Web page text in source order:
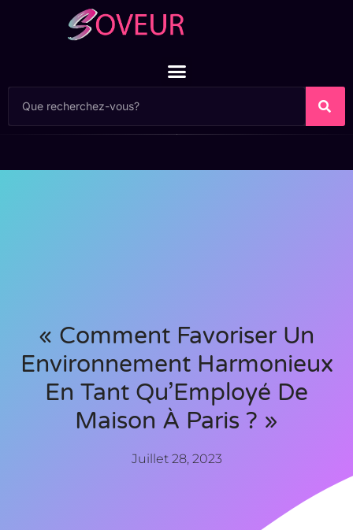
« Comment Favoriser Un
Environnement Harmonieux
En Tant Qu’Employé De
Maison À Paris ? »
Juillet 28, 2023